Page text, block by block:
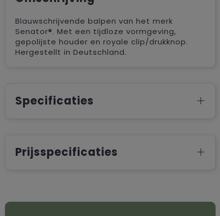
Blauwschrijvende balpen van het merk
Senator®. Met een tijdloze vormgeving,
gepolijste houder en royale clip/drukknop.
Hergestellt in Deutschland.
Specificaties
Prijsspecificaties